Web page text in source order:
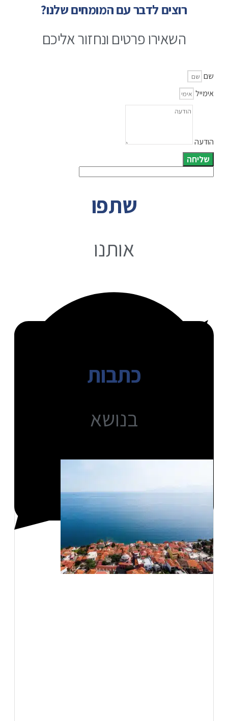
רוצים לדבר עם המומחים שלנו?
השאירו פרטים ונחזור אליכם
שם
אימייל
הודעה
שליחה
שתפו
אותנו
כתבות
בנושא